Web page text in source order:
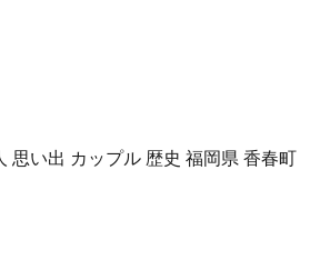
思い出 カップル 歴史 福岡県 香春町